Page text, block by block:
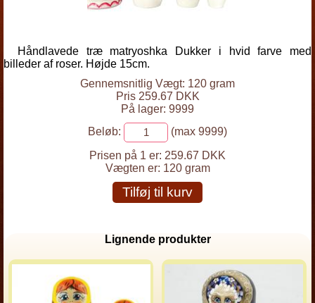
Håndlavede træ matryoshka Dukker i hvid farve med
billeder af roser. Højde 15cm.
Gennemsnitlig Vægt: 120 gram
Pris 259.67 DKK
På lager: 9999
Beløb:
(max 9999)
Prisen på 1 er: 259.67 DKK
Vægten er: 120 gram
Tilføj til kurv
Lignende produkter